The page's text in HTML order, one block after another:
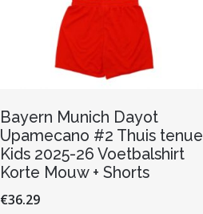
Bayern Munich Dayot
Upamecano #2 Thuis tenue
Kids 2025-26 Voetbalshirt
Korte Mouw + Shorts
€36.29